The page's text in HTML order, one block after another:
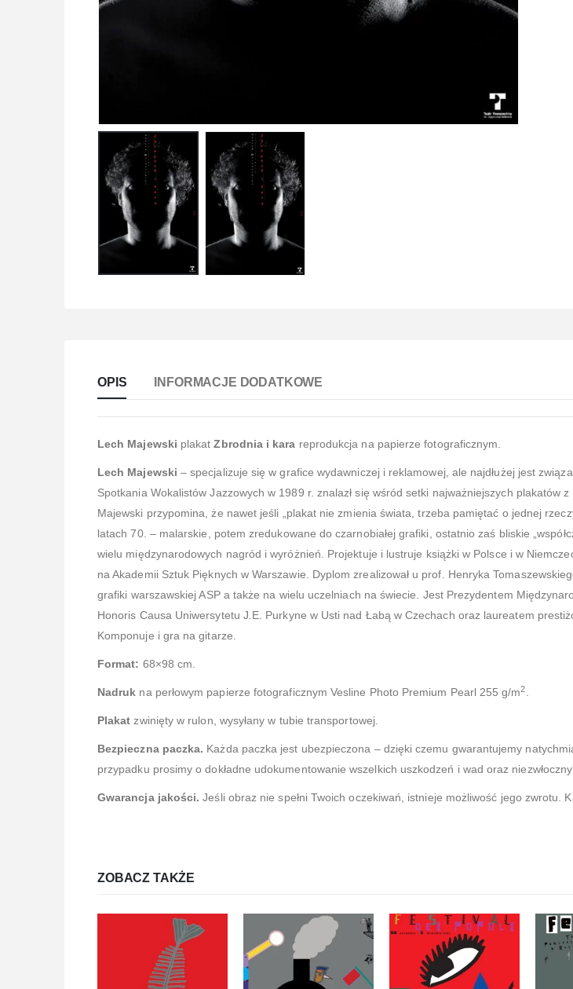
OPIS INFORMACJE DODATKOWE
Lech Majewski plakatZbrodnia i kara reprodukcja na papierze fotograficznym.
Lech Majewski – specjalizuje się w grafice wydawniczej i reklamowej, ale najdłużej jest
Spotkania Wokalistów Jazzowych w 1989 r. znalazł się wśród setki najważniejszych plakatów
Majewski przypomina, że nawet jeśli „plakat nie zmienia świata, trzeba pamiętać o jednej
latach 70. – malarskie, potem zredukowane do czarnobiałej grafiki, ostatnio zaś bliskie
wielu międzynarodowych nagród i wyróżnień. Projektuje i lustruje książki w Polsce i w
na Akademii Sztuk Pięknych w Warszawie. Dyplom zrealizował u prof. Henryka
grafiki warszawskiej ASP a także na wielu uczelniach na świecie. Jest Prezydentem
Honoris Causa Uniwersytetu J.E. Purkyne w Usti nad Łabą w Czechach oraz laureatem
Komponuje i gra na gitarze.
Format: 68×98 cm.
Nadruk na perłowym papierze fotograficznym Vesline Photo Premium Pearl 255 g/m2
Plakat zwinięty w rulon, wysyłany w tubie transportowej.
Bezpieczna paczka. Każda paczka jest ubezpieczona – dzięki czemu gwarantujemy
przypadku prosimy o dokładne udokumentowanie wszelkich uszkodzeń i wad oraz niezwłoczny
Gwarancja jakości. Jeśli obraz nie spełni Twoich oczekiwań, istnieje możliwość jego zwrotu.
ZOBACZ TAKŻE